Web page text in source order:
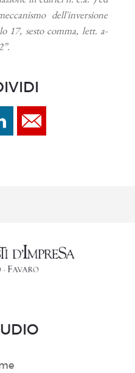
dell'inversione
17, sesto comma, lett. a-